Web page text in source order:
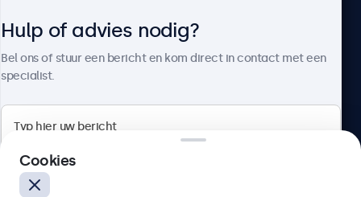
Hulp of advies nodig?
Bel ons of stuur een bericht en kom direct in contact met een
specialist.
Cookies